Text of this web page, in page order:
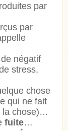
par
par
négatif
stress,
chose
qui ne fait
la chose)…
fuite…